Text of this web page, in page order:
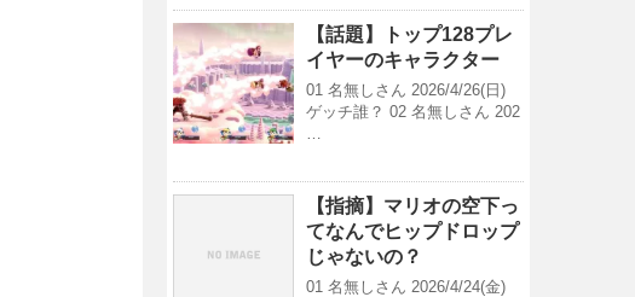
【話題】トップ128プレ
イヤーのキャラクター
01 名無しさん 2026/4/26(日)
ゲッチ誰？ 02 名無しさん 202
…
【指摘】マリオの空下っ
てなんでヒップドロップ
じゃないの？
01 名無しさん 2026/4/24(金)